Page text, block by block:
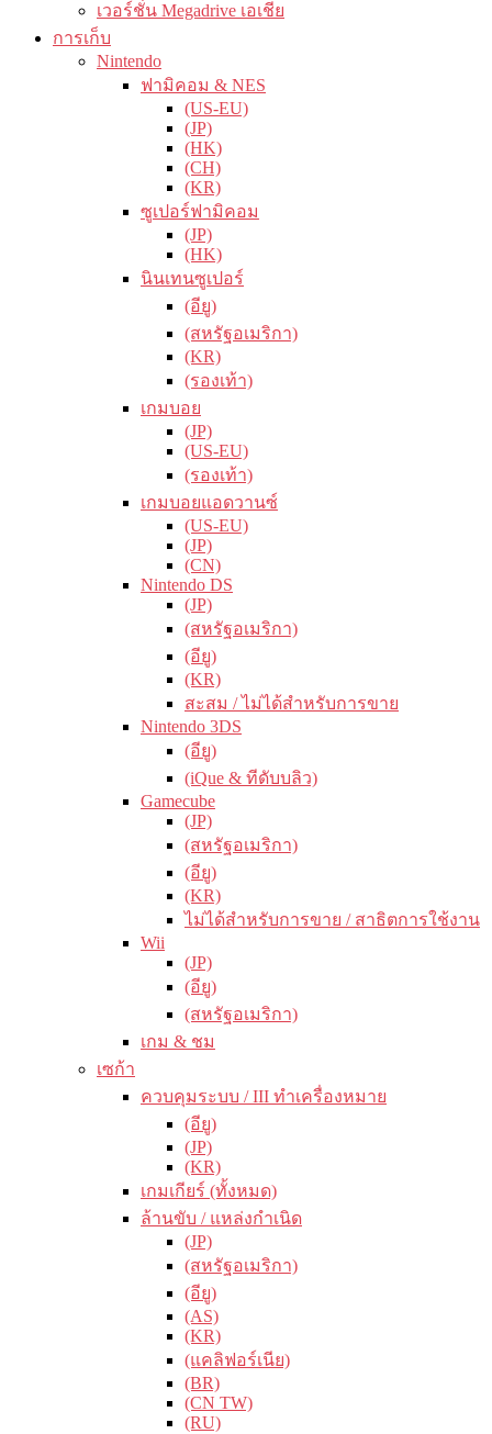
เวอร์ชั่น Megadrive เอเชีย
การเก็บ
Nintendo
ฟามิคอม & NES
(US-EU)
(JP)
(HK)
(CH)
(KR)
ซูเปอร์ฟามิคอม
(JP)
(HK)
นินเทนซูเปอร์
(อียู)
(สหรัฐอเมริกา)
(KR)
(รองเท้า)
เกมบอย
(JP)
(US-EU)
(รองเท้า)
เกมบอยแอดวานซ์
(US-EU)
(JP)
(CN)
Nintendo DS
(JP)
(สหรัฐอเมริกา)
(อียู)
(KR)
สะสม / ไม่ได้สำหรับการขาย
Nintendo 3DS
(อียู)
(iQue & ทีดับบลิว)
Gamecube
(JP)
(สหรัฐอเมริกา)
(อียู)
(KR)
ไม่ได้สำหรับการขาย / สาธิตการใช้งาน
Wii
(JP)
(อียู)
(สหรัฐอเมริกา)
เกม & ชม
เซก้า
ควบคุมระบบ / III ทำเครื่องหมาย
(อียู)
(JP)
(KR)
เกมเกียร์ (ทั้งหมด)
ล้านขับ / แหล่งกำเนิด
(JP)
(สหรัฐอเมริกา)
(อียู)
(AS)
(KR)
(แคลิฟอร์เนีย)
(BR)
(CN TW)
(RU)